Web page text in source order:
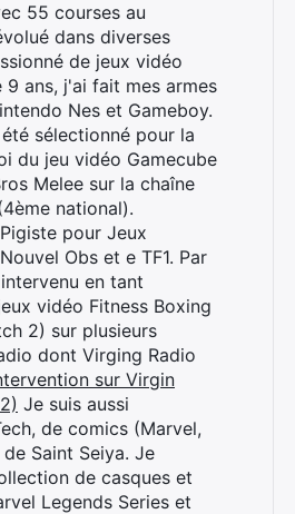
55 courses au
dans diverses
de jeux vidéo
9 ans, j'ai fait mes armes
Nes et Gameboy.
sélectionné pour la
du jeu vidéo Gamecube
Melee sur la chaîne
national).
pour Jeux
Obs et e TF1. Par
en tant
vidéo Fitness Boxing
2) sur plusieurs
dont Virging Radio
sur Virgin
Je suis aussi
de comics (Marvel,
Saint Seiya. Je
de casques et
Legends Series et